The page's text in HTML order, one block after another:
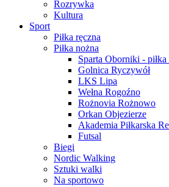
Rozrywka
Kultura
Sport
Piłka ręczna
Piłka nożna
Sparta Oborniki - piłka
Golnica Ryczywół
LKS Lipa
Wełna Rogoźno
Rożnovia Rożnowo
Orkan Objezierze
Akademia Piłkarska
Futsal
Biegi
Nordic Walking
Sztuki walki
Na sportowo